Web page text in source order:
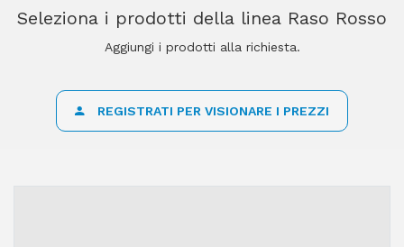
Seleziona i prodotti della linea Raso Rosso
Aggiungi i prodotti alla richiesta.
REGISTRATI PER VISIONARE I PREZZI